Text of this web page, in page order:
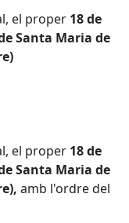
el proper 18 de
Santa Maria de
el proper 18 de
Santa Maria de
amb l'ordre del